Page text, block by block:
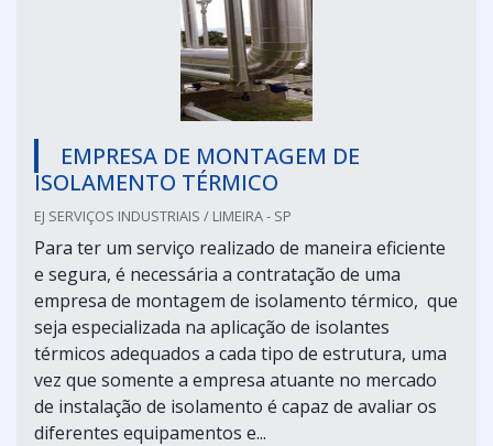
EMPRESA DE MONTAGEM DE
ISOLAMENTO TÉRMICO
EJ SERVIÇOS INDUSTRIAIS / LIMEIRA - SP
Para ter um serviço realizado de maneira eficiente
e segura, é necessária a contratação de uma
empresa de montagem de isolamento térmico, que
seja especializada na aplicação de isolantes
térmicos adequados a cada tipo de estrutura, uma
vez que somente a empresa atuante no mercado
de instalação de isolamento é capaz de avaliar os
diferentes equipamentos e...